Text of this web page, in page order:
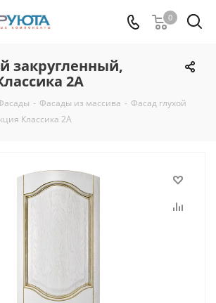
0
закругленный,
2А
- Фасады из массива - Фасад глухой
Классика 2А